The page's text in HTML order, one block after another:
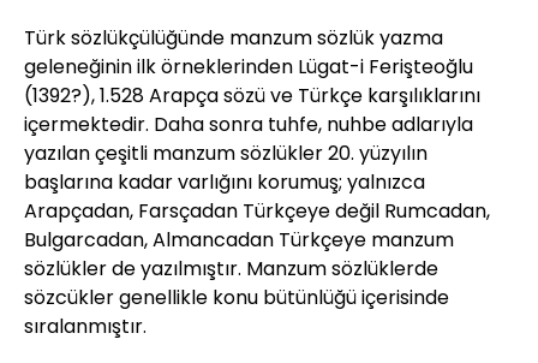
Türk sözlükçülüğünde manzum sözlük yazma
geleneğinin ilk örneklerinden Lügat-i Ferişteoğlu
(1392?), 1.528 Arapça sözü ve Türkçe karşılıklarını
içermektedir. Daha sonra tuhfe, nuhbe adlarıyla
yazılan çeşitli manzum sözlükler 20. yüzyılın
başlarına kadar varlığını korumuş; yalnızca
Arapçadan, Farsçadan Türkçeye değil Rumcadan,
Bulgarcadan, Almancadan Türkçeye manzum
sözlükler de yazılmıştır. Manzum sözlüklerde
sözcükler genellikle konu bütünlüğü içerisinde
sıralanmıştır.